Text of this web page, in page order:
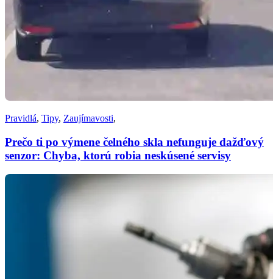
Pravidlá, Tipy, Zaujímavosti,
Prečo ti po výmene čelného skla nefunguje dažďový
senzor: Chyba, ktorú robia neskúsené servisy